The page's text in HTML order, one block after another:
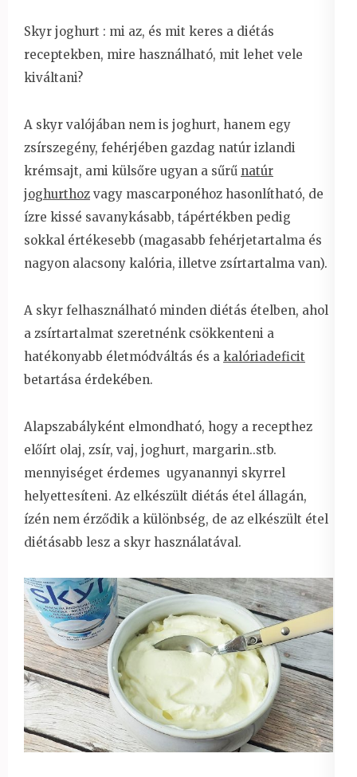
Skyr joghurt : mi az, és mit keres a diétás
receptekben, mire használható, mit lehet vele
kiváltani?
A skyr valójában nem is joghurt, hanem egy
zsírszegény, fehérjében gazdag natúr izlandi
krémsajt, ami külsőre ugyan a sűrű natúr
joghurthoz vagy mascarponéhoz hasonlítható, de
ízre kissé savanykásabb, tápértékben pedig
sokkal értékesebb (magasabb fehérjetartalma és
nagyon alacsony kalória, illetve zsírtartalma van).
A skyr felhasználható minden diétás ételben, ahol
a zsírtartalmat szeretnénk csökkenteni a
hatékonyabb életmódváltás és a kalóriadeficit
betartása érdekében.
Alapszabályként elmondható, hogy a recepthez
előírt olaj, zsír, vaj, joghurt, margarin..stb.
mennyiséget érdemes ugyanannyi skyrrel
helyettesíteni. Az elkészült diétás étel állagán,
ízén nem érződik a különbség, de az elkészült étel
diétásabb lesz a skyr használatával.